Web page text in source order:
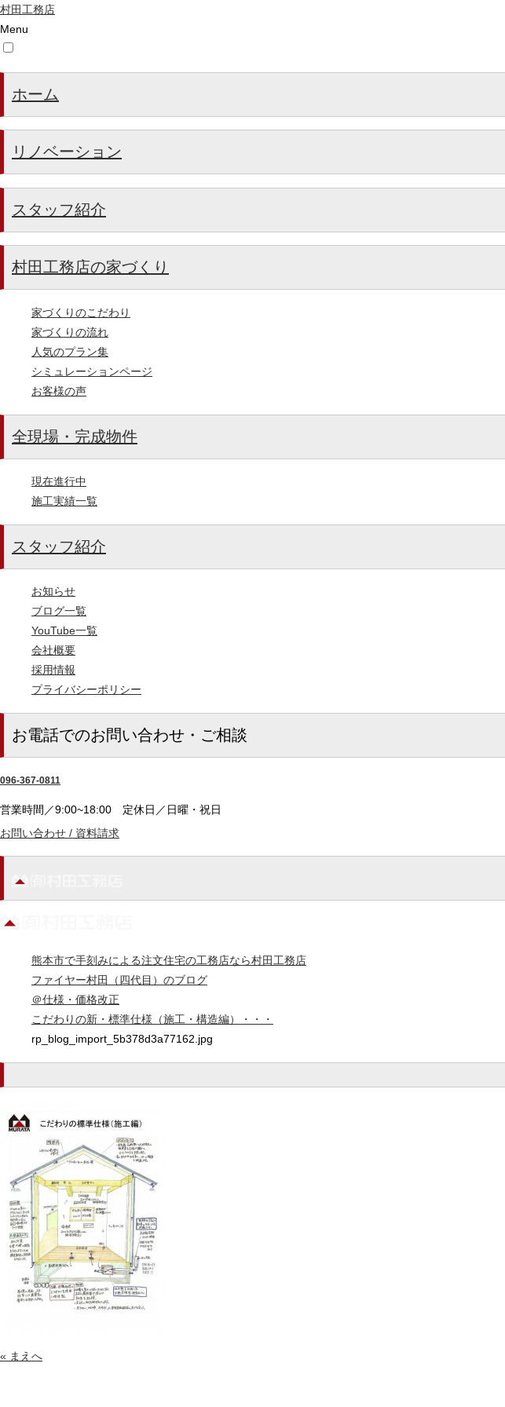
村田工務店
Menu
ホーム
リノベーション
スタッフ紹介
村田工務店の家づくり
家づくりのこだわり
家づくりの流れ
人気のプラン集
シミュレーションページ
お客様の声
全現場・完成物件
現在進行中
施工実績一覧
スタッフ紹介
お知らせ
ブログ一覧
YouTube一覧
会社概要
採用情報
プライバシーポリシー
お電話でのお問い合わせ・ご相談
096-367-0811
営業時間／9:00~18:00 定休日／日曜・祝日
お問い合わせ / 資料請求
熊本市で手刻みによる注文住宅の工務店なら村田工務店
ファイヤー村田（四代目）のブログ
＠仕様・価格改正
こだわりの新・標準仕様（施工・構造編）・・・
rp_blog_import_5b378d3a77162.jpg
« まえへ